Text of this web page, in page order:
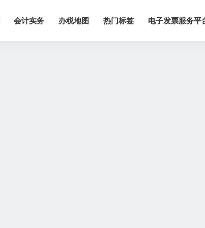
会计实务 办税地图 热门标签 电子发票服务平